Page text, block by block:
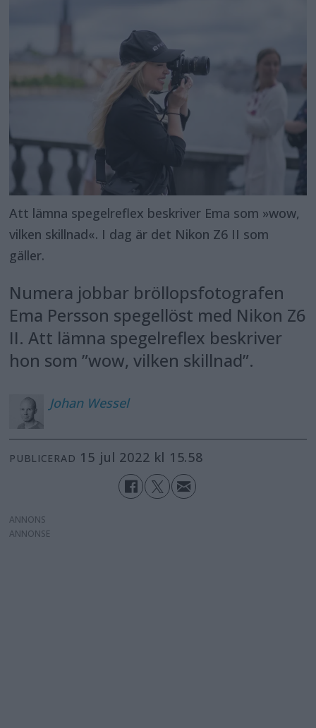
Att lämna spegelreflex beskriver Ema som »wow,
vilken skillnad«. I dag är det Nikon Z6 II som
gäller.
Numera jobbar bröllopsfotografen
Ema Persson spegellöst med Nikon Z6
II. Att lämna spegelreflex beskriver
hon som ”wow, vilken skillnad”.
Johan Wessel
PUBLICERAD 15 jul 2022 kl 15.58
ANNONS